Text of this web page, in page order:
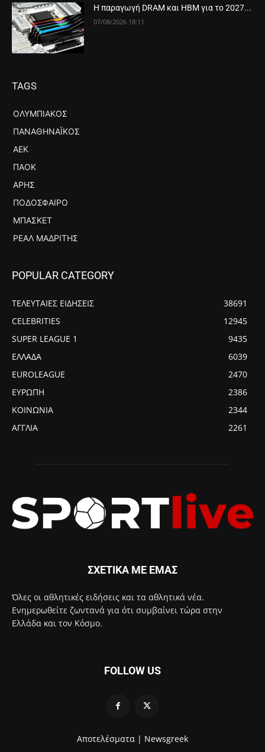
Η παραγωγή DRAM και HBM για το 2027...
07/08/2026 18:11
TAGS
ΟΛΥΜΠΙΑΚΌΣ
ΠΑΝΑΘΗΝΑΪΚΌΣ
ΑΕΚ
ΠΑΟΚ
ΆΡΗΣ
ΠΟΔΌΣΦΑΙΡΟ
ΜΠΆΣΚΕΤ
ΡΕΆΛ ΜΑΔΡΊΤΗΣ
POPULAR CATEGORY
ΤΕΛΕΥΤΑΙΕΣ ΕΙΔΗΣΕΙΣ
38691
CELEBRITIES
12945
SUPER LEAGUE 1
9435
ΕΛΛΑΔΑ
6039
EUROLEAGUE
2470
ΕΥΡΩΠΗ
2386
ΚΟΙΝΩΝΙΑ
2344
ΑΓΓΛΙΑ
2261
ΣΧΕΤΙΚΑ ΜΕ ΕΜΑΣ
Όλες οι αθλητικές ειδήσεις και τα αθλητικά νέα.
Ενημερωθείτε ζωντανά για ότι συμβαίνει τώρα στην
Ελλάδα και τον Κόσμο.
FOLLOW US
Αποτελέσματα | Newsgreek